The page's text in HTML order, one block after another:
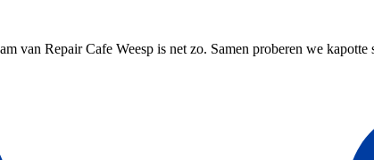
van Repair Cafe Weesp is net zo. Samen proberen we